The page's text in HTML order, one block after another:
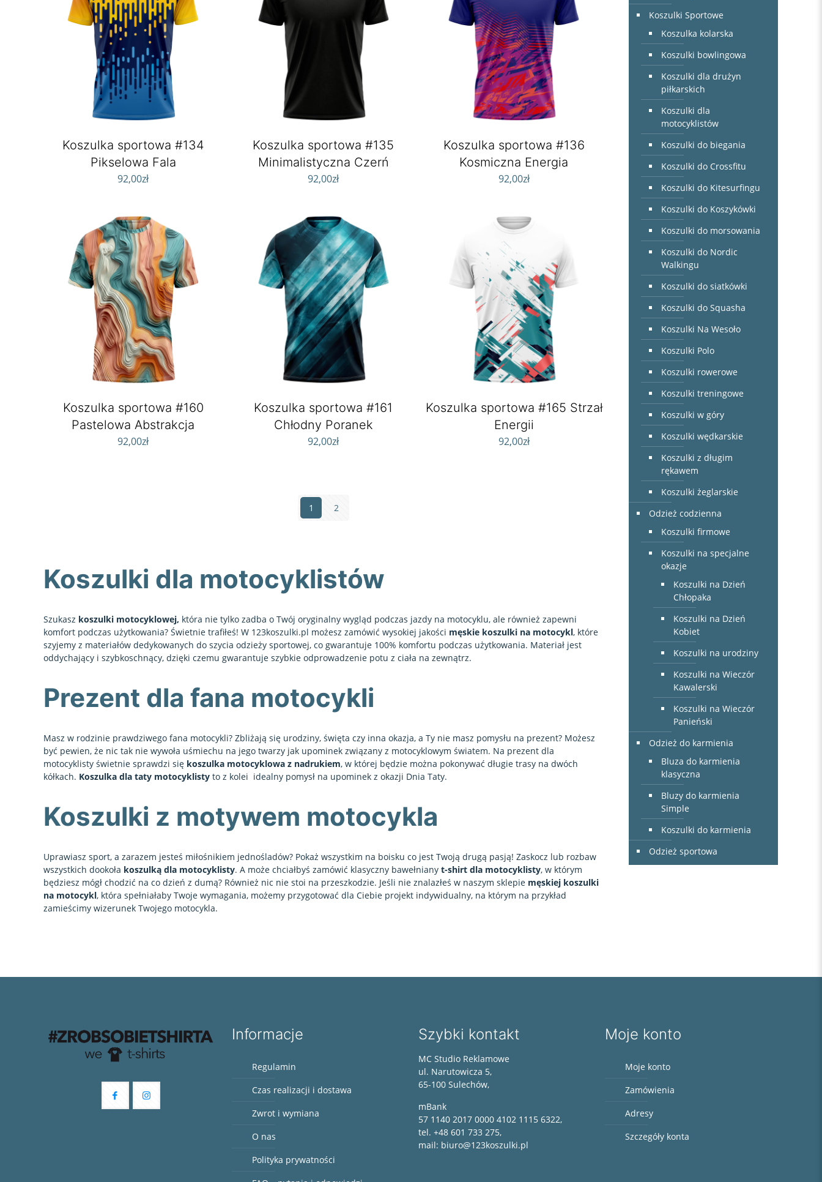
Koszulki dla motocyklistów
Szukasz koszulki motocyklowej, która nie tylko zadba o Twój oryginalny wygląd podczas jazdy na motocyklu, ale również zapewni
komfort podczas użytkowania? Świetnie trafiłeś! W 123koszulki.pl możesz zamówić wysokiej jakości męskie koszulki na motocykl, które
szyjemy z materiałów dedykowanych do szycia odzieży sportowej, co gwarantuje 100% komfortu podczas użytkowania. Materiał jest
oddychający i szybkoschnący, dzięki czemu gwarantuje szybkie odprowadzenie potu z ciała na zewnątrz.
Prezent dla fana motocykli
Masz w rodzinie prawdziwego fana motocykli? Zbliżają się urodziny, święta czy inna okazja, a Ty nie masz pomysłu na prezent? Możesz
być pewien, że nic tak nie wywoła uśmiechu na jego twarzy jak upominek związany z motocyklowym światem. Na prezent dla
motocyklisty świetnie sprawdzi się koszulka motocyklowa z nadrukiem, w której będzie można pokonywać długie trasy na dwóch
kółkach. Koszulka dla taty motocyklisty to z kolei idealny pomysł na upominek z okazji Dnia Taty.
Koszulki z motywem motocykla
Uprawiasz sport, a zarazem jesteś miłośnikiem jednośladów? Pokaż wszystkim na boisku co jest Twoją drugą pasją! Zaskocz lub rozbaw
wszystkich dookoła koszulką dla motocyklisty. A może chciałbyś zamówić klasyczny bawełnianyt-shirt dla motocyklisty, w którym
będziesz mógł chodzić na co dzień z dumą? Również nic nie stoi na przeszkodzie. Jeśli nie znalazłeś w naszym sklepie męskiej koszulki
na motocykl, która spełniałaby Twoje wymagania, możemy przygotować dla Ciebie projekt indywidualny, na którym na przykład
zamieścimy wizerunek Twojego motocykla.
Koszulka sportowa #134
Pikselowa Fala
92,00zł
Koszulka sportowa #135
Minimalistyczna Czerń
92,00zł
Koszulka sportowa #136
Kosmiczna Energia
92,00zł
Koszulka sportowa #160
Pastelowa Abstrakcja
92,00zł
Koszulka sportowa #161
Chłodny Poranek
92,00zł
Koszulka sportowa #165 Strzał
Energii
92,00zł
1 2
Koszulki Sportowe
Koszulka kolarska
Koszulki bowlingowa
Koszulki dla drużyn
piłkarskich
Koszulki dla
motocyklistów
Koszulki do biegania
Koszulki do Crossfitu
Koszulki do Kitesurfingu
Koszulki do Koszykówki
Koszulki do morsowania
Koszulki do Nordic
Walkingu
Koszulki do siatkówki
Koszulki do Squasha
Koszulki Na Wesoło
Koszulki Polo
Koszulki rowerowe
Koszulki treningowe
Koszulki w góry
Koszulki wędkarskie
Koszulki z długim
rękawem
Koszulki żeglarskie
Odzież codzienna
Koszulki firmowe
Koszulki na specjalne
okazje
Koszulki na Dzień
Chłopaka
Koszulki na Dzień
Kobiet
Koszulki na urodziny
Koszulki na Wieczór
Kawalerski
Koszulki na Wieczór
Panieński
Odzież do karmienia
Bluza do karmienia
klasyczna
Bluzy do karmienia
Simple
Koszulki do karmienia
Odzież sportowa
Informacje
Regulamin
Czas realizacji i dostawa
Zwrot i wymiana
O nas
Polityka prywatności
Szybki kontakt
MC Studio Reklamowe
ul. Narutowicza 5,
65-100 Sulechów,
mBank
57 1140 2017 0000 4102 1115 6322,
tel. +48 601 733 275,
mail: biuro@123koszulki.pl
Moje konto
Moje konto
Zamówienia
Adresy
Szczegóły konta